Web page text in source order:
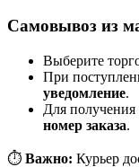
Самовывоз из
Выберите
При
уведомление.
Для получения
номер заказа.
⏱️ Важно: Курьер